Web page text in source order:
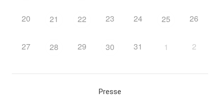
20 21 22 23 24 25 26
27 28 29 30 31 1 2
Presse